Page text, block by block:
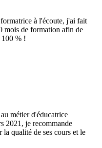
à l'écoute, j'ai fait
mois de formation afin de
100 % !
métier d'éducatrice
2021, je recommande
qualité de ses cours et le